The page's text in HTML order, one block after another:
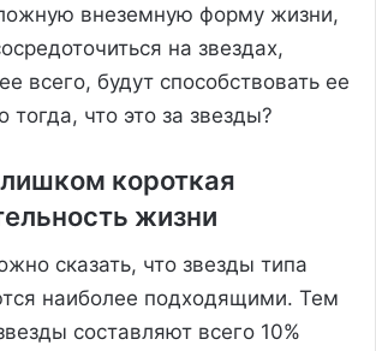
внеземную форму жизни,
на звездах,
всего, будут способствовать ее
что это за звезды?
короткая
жизни
сказать, что звезды типа
наиболее подходящими. Тем
составляют всего 10%